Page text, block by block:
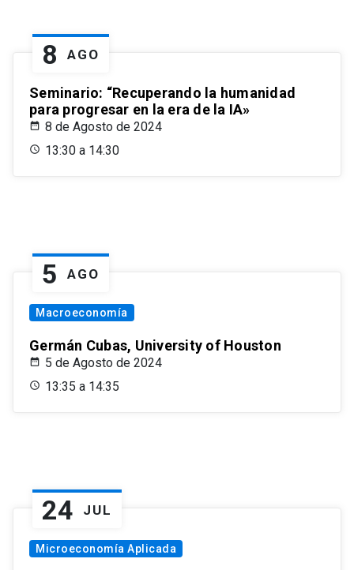
8 AGO
Seminario: “Recuperando la humanidad
para progresar en la era de la IA»
8 de Agosto de 2024
13:30 a 14:30
5 AGO
Macroeconomía
Germán Cubas, University of Houston
5 de Agosto de 2024
13:35 a 14:35
24 JUL
Microeconomía Aplicada